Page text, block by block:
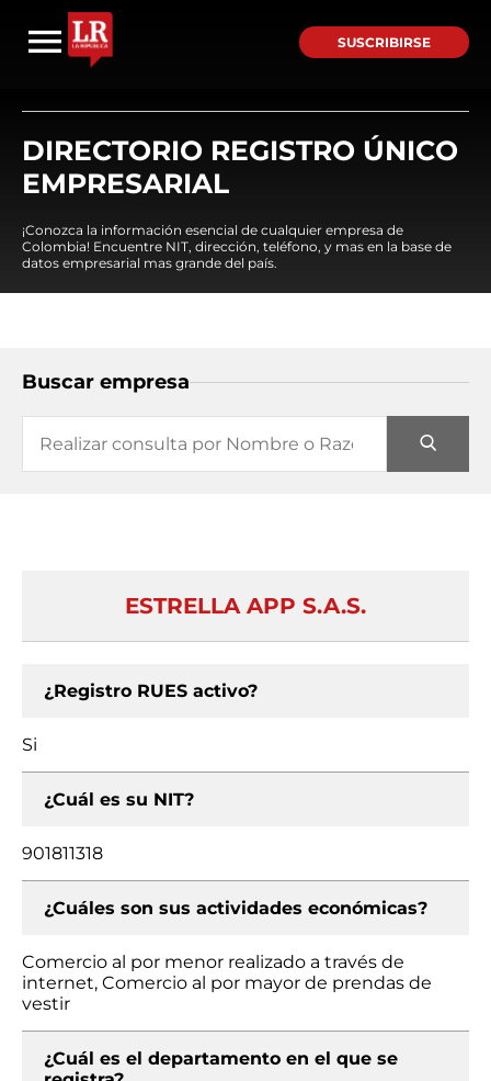
SUSCRIBIRSE
DIRECTORIO REGISTRO ÚNICO
EMPRESARIAL
¡Conozca la información esencial de cualquier empresa de
Colombia! Encuentre NIT, dirección, teléfono, y mas en la base de
datos empresarial mas grande del país.
Buscar empresa
ESTRELLA APP S.A.S.
¿Registro RUES activo?
Si
¿Cuál es su NIT?
901811318
¿Cuáles son sus actividades económicas?
Comercio al por menor realizado a través de
internet, Comercio al por mayor de prendas de
vestir
¿Cuál es el departamento en el que se